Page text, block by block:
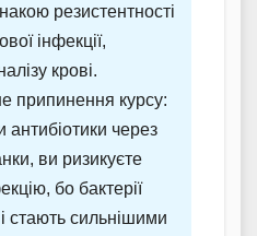
резистентності
інфекції,
крові.
припинення курсу:
через
ви ризикуєте
бо бактерії
стають сильнішими